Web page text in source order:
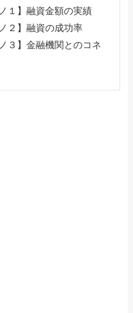
１】融資金額の実績
２】融資の成功率
３】金融機関とのコネ